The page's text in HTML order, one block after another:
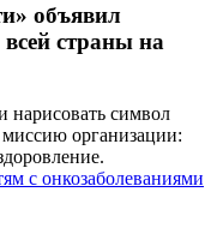
объявил
страны на
нарисовать символ
организации:
с онкозаболеваниями